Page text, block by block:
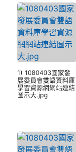
1) 1080403國家發
展委員會雙語資料庫
學習資源網網站連結
圖示大.jpg